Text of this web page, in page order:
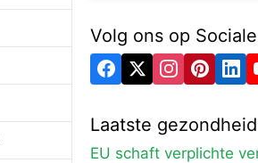
Volg ons op
Laatste
EU schaft verplichte